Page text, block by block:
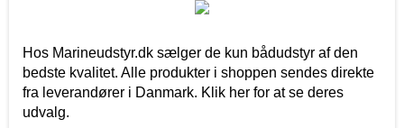
Hos Marineudstyr.dk sælger de kun bådudstyr af den
bedste kvalitet. Alle produkter i shoppen sendes direkte
fra leverandører i Danmark. Klik her for at se deres
udvalg.